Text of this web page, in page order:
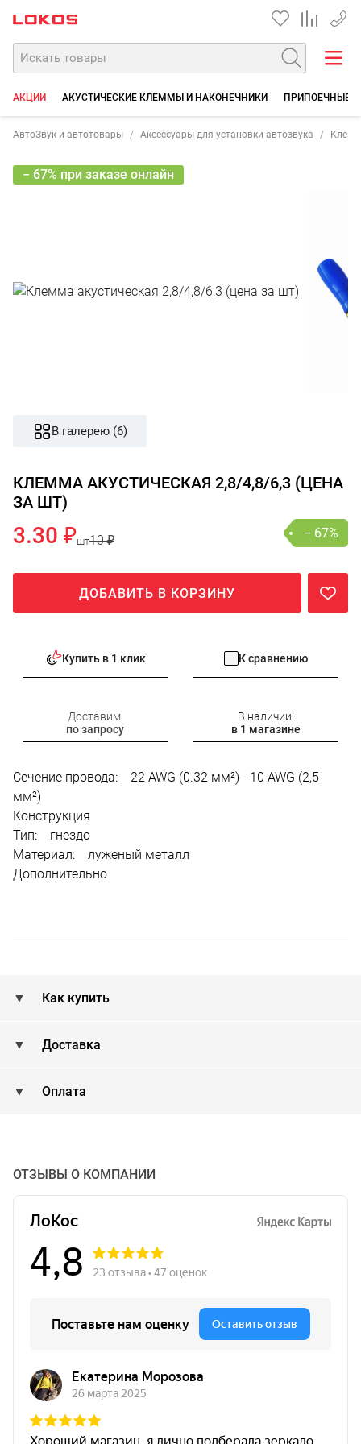
+7
АКЦИИ АКУСТИЧЕСКИЕ КЛЕММЫ И НАКОНЕЧНИКИ ПРИПОЕЧНЫЕ
АвтоЗвук и автотовары Аксессуары для установки автозвука
− 67% при заказе онлайн
В галерею (6)
КЛЕММА АКУСТИЧЕСКАЯ 2,8/4,8/6,3 (ЦЕНА
ЗА ШТ)
3.30 ₽шт10 ₽ − 67%
ДОБАВИТЬ В КОРЗИНУ
Купить в 1 клик К сравнению
Доставим:
по запросу
В наличии:
в 1 магазине
Сечение провода: 22 AWG (0.32 мм²) - 10 AWG (2,5
мм²)
Конструкция
Тип: гнездо
Материал: луженый металл
Дополнительно
Как купить
Доставка
Оплата
ОТЗЫВЫ О КОМПАНИИ